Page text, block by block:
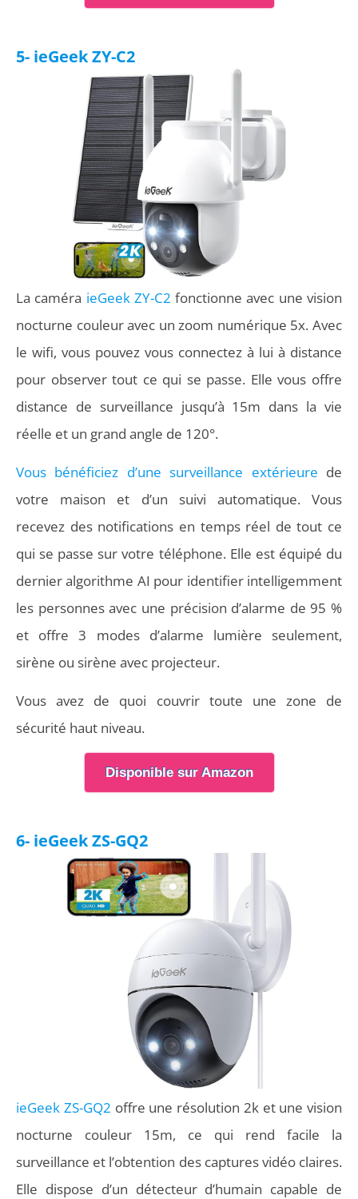
5- ieGeek ‎ZY-C2
La caméra ieGeek ‎ZY-C2 fonctionne avec une vision
nocturne couleur avec un zoom numérique 5x. Avec
le wifi, vous pouvez vous connectez à lui à distance
pour observer tout ce qui se passe. Elle vous offre
distance de surveillance jusqu’à 15m dans la vie
réelle et un grand angle de 120°.
Vous bénéficiez d’une surveillance extérieure de
votre maison et d’un suivi automatique. Vous
recevez des notifications en temps réel de tout ce
qui se passe sur votre téléphone. Elle est équipé du
dernier algorithme AI pour identifier intelligemment
les personnes avec une précision d’alarme de 95 %
et offre 3 modes d’alarme lumière seulement,
sirène ou sirène avec projecteur.
Vous avez de quoi couvrir toute une zone de
sécurité haut niveau.
Disponible sur Amazon
6- ieGeek ZS-GQ2
ieGeek ZS-GQ2 offre une résolution 2k et une vision
nocturne couleur 15m, ce qui rend facile la
surveillance et l’obtention des captures vidéo claires.
Elle dispose d’un détecteur d’humain capable de